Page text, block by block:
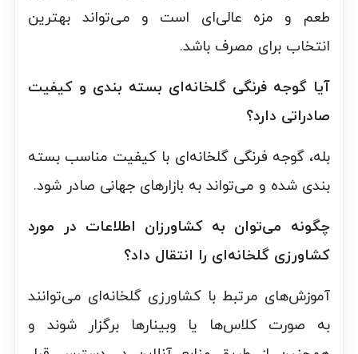
طعم و مزه عالی‌ای است و می‌تواند بهترین
انتخاب برای مصرف باشد.
آیا گوجه فرنگی گلخانه‌ای بسته بندی و کیفیت
صادراتی دارد؟
بله، گوجه فرنگی گلخانه‌ای با کیفیت مناسب بسته
بندی شده و می‌تواند به بازارهای جهانی صادر شود.
چگونه می‌توان به کشاورزان اطلاعات در مورد
کشاورزی گلخانه‌ای را انتقال داد؟
آموزش‌های مرتبط با کشاورزی گلخانه‌ای می‌توانند
به صورت کلاس‌ها یا وبینارها برگزار شوند و